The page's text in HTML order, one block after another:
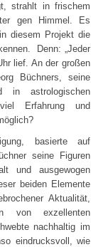
strahlt in frischem
gen Himmel. Es
diesem Projekt die
Denn: „Jeder
lief. An der großen
Büchners, seine
in astrologischen
Erfahrung und
basierte auf
seine Figuren
und ausgewogen
beiden Elemente
Aktualität,
von exzellenten
nachhaltig im
eindrucksvoll, wie